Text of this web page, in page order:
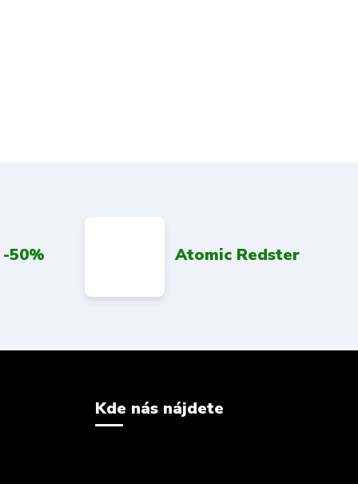
50% Atomic Redster
Kde nás nájdete